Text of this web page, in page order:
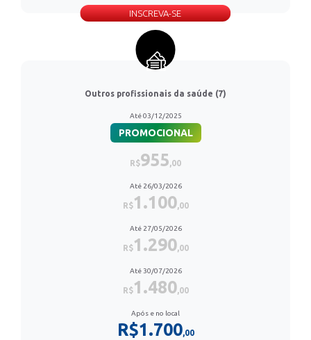
INSCREVA-SE
Outros profissionais da saúde (7)
Até 03/12/2025
PROMOCIONAL
R$955,00
Até 26/03/2026
R$1.100,00
Até 27/05/2026
R$1.290,00
Até 30/07/2026
R$1.480,00
Após e no local
R$1.700,00